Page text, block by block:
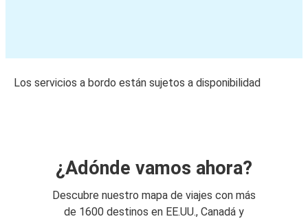
Los servicios a bordo están sujetos a disponibilidad
¿Adónde vamos ahora?
Descubre nuestro mapa de viajes con más
de 1600 destinos en EE.UU., Canadá y